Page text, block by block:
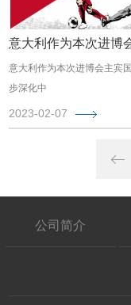
意大利作为本次进博会主宾
步深化中
2023-02-07
公司简介